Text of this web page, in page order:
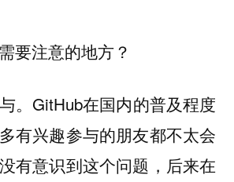
要注意的地方？
。GitHub在国内的普及程度
有兴趣参与的朋友都不太会
有意识到这个问题，后来在